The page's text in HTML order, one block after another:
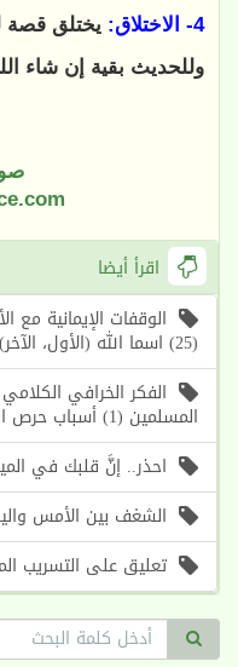
4- الاختلاق:
يختلق قصة
وللحديث بقية إن شاء
اقرأ أيضا
الوقفات الإيمانية مع
(25) اسما الله (الأول، الآخر) (موعظة الأسبوع)
الفكر الخرافي
المسلمين (1) أسباب حرص الغرب على إحياء هذا الفكر (1)
احذر.. إنَّ قلبك في
الشغف بين الأمس
تعليق على التسريب